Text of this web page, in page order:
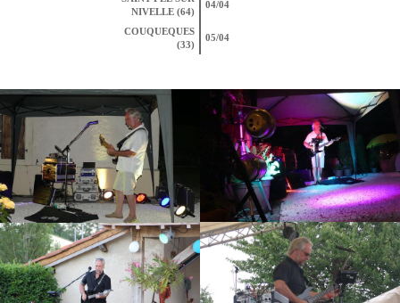
NIVELLE (64)
04/04
COUQUEQUES
(33)
05/04